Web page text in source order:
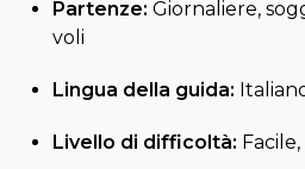
Partenze: Giornaliere,
voli
Lingua della guida:
Livello di difficoltà: